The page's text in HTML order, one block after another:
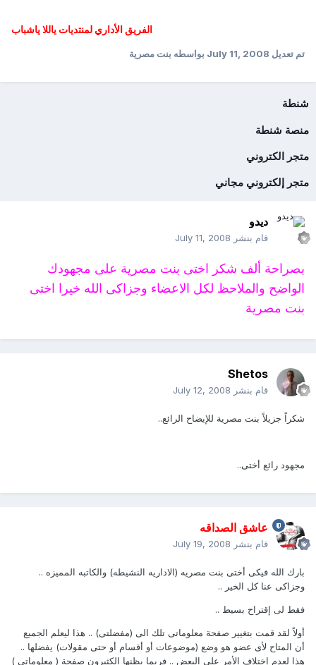
الفريق الأداري لمنتديات ياللا ياشباب
تم تعديلJuly 11, 2008بواسطه بنت مصرية
شنطة
منصة شنطة
متجر الكتروني
متجر إلكتروني مجاني
ديدو
قام بنشر July 11, 2008
بصراحة ألف شكر اختى بنت مصرية على مجهودك
الواضح والملاحظ لكل الاعضاء وجزاكى الله خيرا اختى
بنت مصرية
Shetos
قام بنشر July 12, 2008
شكراً جزيلاً بنت مصرية للإيضاح الرائع..
مجهود رائع أختى..
عاشق الصداقه
قام بنشر July 19, 2008
بارك الله فيكى أختى بنت مصريه (الاداريه النشيطه) والكاتبه المميزه ..
وجزاكى عنا كل الخير ..
فقط لى إقتراح بسيط ..
أولاً لقد قمت بتغيير صفحة معلوماتى تلك الى (مفضلتى) .. هذا ليعلم الجميع
أن المتاح لأى عضو هو وضع (موضوعات أو أقسام أو حتى مقولات) يفضلها ..
هذا لعدم إختلاف الأمر على البعض .. فربما يظنها الكثيرون صفحة ( معلوماتى )